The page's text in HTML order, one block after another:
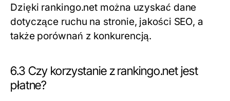
Dzięki rankingo.net można uzyskać dane
dotyczące ruchu na stronie, jakości SEO, a
także porównań z konkurencją.
6.3 Czy korzystanie z rankingo.net jest
płatne?